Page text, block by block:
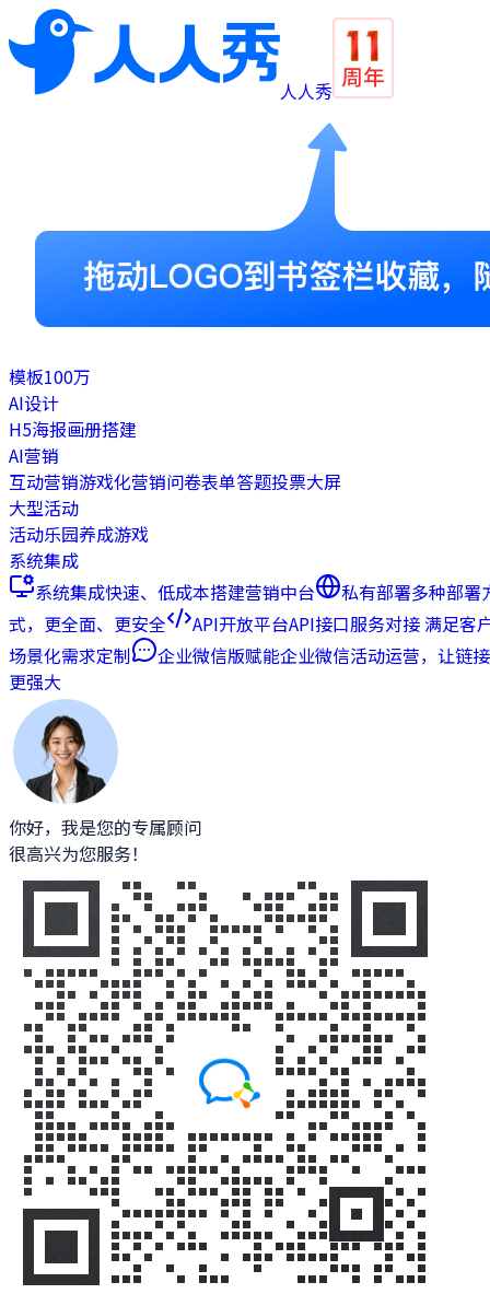
人人秀
模板100万
AI设计
H5海报画册搭建
AI营销
互动营销游戏化营销问卷表单答题投票大屏
大型活动
活动乐园养成游戏
系统集成
系统集成快速、低成本搭建营销中台 私有部署多种部署
式，更全面、更安全
API开放平台API接口服务对接 满足客
场景化需求定制
企业微信版赋能企业微信活动运营，让链接
更强大
你好，我是您的专属顾问
很高兴为您服务！